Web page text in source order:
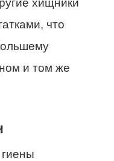
хищники
что
и том же